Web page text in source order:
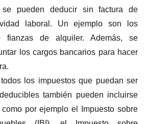
pueden deducir sin factura de
laboral. Un ejemplo son los
fianzas de alquiler. Además, se
los cargos bancarios para hacer
todos los impuestos que puedan ser
también pueden incluirse
por ejemplo el Impuesto sobre